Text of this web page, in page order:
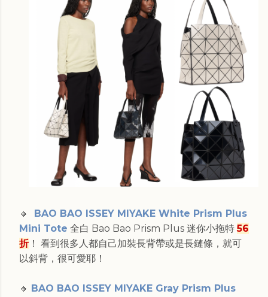
🔸
BAO BAO ISSEY MIYAKE White Prism Plus
Mini Tote 全白 Bao Bao Prism Plus 迷你小拖特56
折！ 看到很多人都自己加裝長背帶或是長鏈條，就可
以斜背，很可愛耶！
🔸 BAO BAO ISSEY MIYAKE Gray Prism Plus